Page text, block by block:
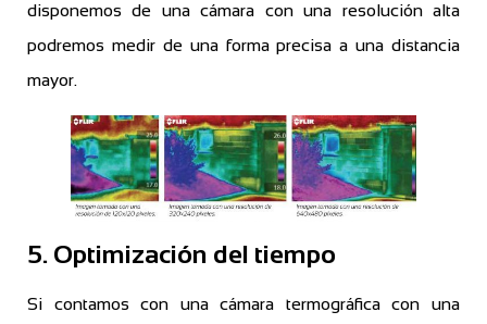
disponemos de una cámara con una resolución alta
podremos medir de una forma precisa a una distancia
mayor.
5. Optimización del tiempo
Si contamos con una cámara termográfica con una